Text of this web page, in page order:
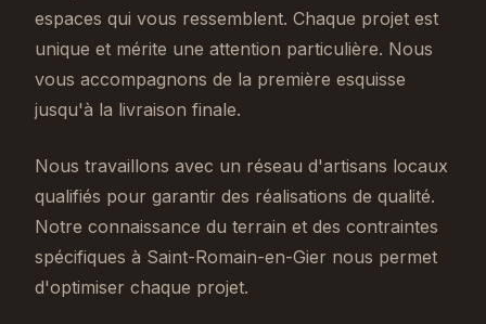
espaces qui vous ressemblent. Chaque projet est
unique et mérite une attention particulière. Nous
vous accompagnons de la première esquisse
jusqu'à la livraison finale.
Nous travaillons avec un réseau d'artisans locaux
qualifiés pour garantir des réalisations de qualité.
Notre connaissance du terrain et des contraintes
spécifiques à Saint-Romain-en-Gier nous permet
d'optimiser chaque projet.